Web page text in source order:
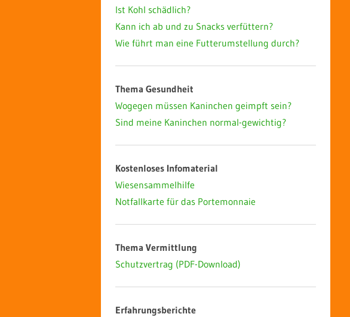
Ist Kohl schädlich?
Kann ich ab und zu Snacks verfüttern?
Wie führt man eine Futterumstellung durch?
Thema Gesundheit
Wogegen müssen Kaninchen geimpft sein?
Sind meine Kaninchen normal-gewichtig?
Kostenloses Infomaterial
Wiesensammelhilfe
Notfallkarte für das Portemonnaie
Thema Vermittlung
Schutzvertrag (PDF-Download)
Erfahrungsberichte